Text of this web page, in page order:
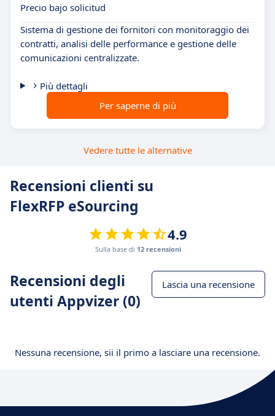
Precio bajo solicitud
Sistema di gestione dei fornitori con monitoraggio dei
contratti, analisi delle performance e gestione delle
comunicazioni centralizzate.
Più dettagli
Per saperne di più
Vedere tutte le alternative
Recensioni clienti su
FlexRFP eSourcing
4.9
Sulla base di 12 recensioni
Recensioni degli
utenti Appvizer (0)
Lascia una recensione
Nessuna recensione, sii il primo a lasciare una recensione.